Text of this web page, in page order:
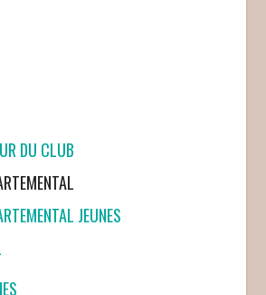
DU CLUB
JEUNES